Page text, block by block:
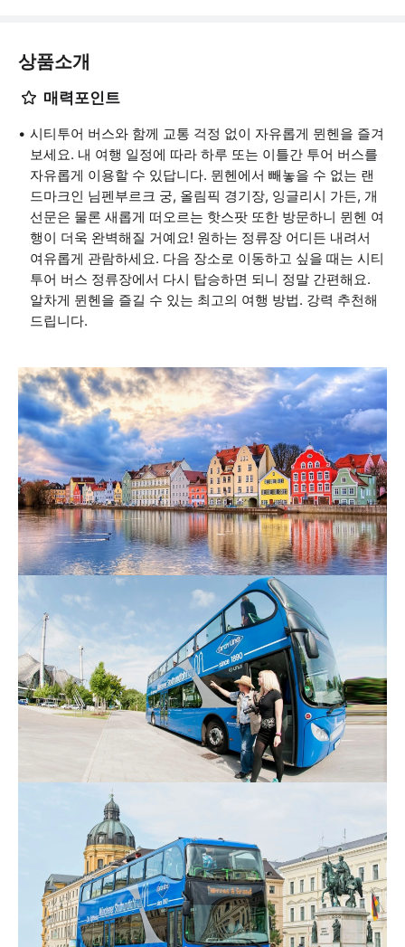
상품소개
매력포인트
시티투어 버스와 함께 교통 걱정 없이 자유롭게 뮌헨을 즐겨
보세요. 내 여행 일정에 따라 하루 또는 이틀간 투어 버스를
자유롭게 이용할 수 있답니다. 뮌헨에서 빼놓을 수 없는 랜
드마크인 님펜부르크 궁, 올림픽 경기장, 잉글리시 가든, 개
선문은 물론 새롭게 떠오르는 핫스팟 또한 방문하니 뮌헨 여
행이 더욱 완벽해질 거예요! 원하는 정류장 어디든 내려서
여유롭게 관람하세요. 다음 장소로 이동하고 싶을 때는 시티
투어 버스 정류장에서 다시 탑승하면 되니 정말 간편해요.
알차게 뮌헨을 즐길 수 있는 최고의 여행 방법. 강력 추천해
드립니다.